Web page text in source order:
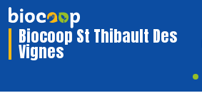
Biocoop St Thibault Des
Vignes